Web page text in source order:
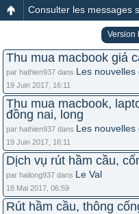
Consulter les messages
Version
Thu mua macbook giá
par hathien937 dans Les nouvelles
19 Juin 2017, 16:11
Thu mua macbook,
đồng nai, long
par hathien937 dans Les nouvelles
19 Juin 2017, 16:11
Dịch vụ rút hầm cầu,
par hailong937 dans Le Val
18 Mai 2017, 06:59
Rút hầm cầu, thông